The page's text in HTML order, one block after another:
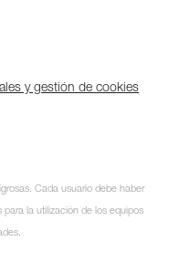
y gestión de cookies
Cada usuario debe haber
la utilización de los equipos